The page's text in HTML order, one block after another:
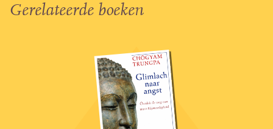
Gerelateerde boeken